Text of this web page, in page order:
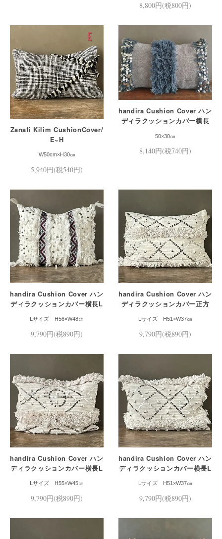
8,800円(税800円)
Zanafi Kilim CushionCover/
E~H
W50cm×H30㎝
5,940円(税540円)
handira Cushion Cover ハン
ディラクッションカバー横長
50×30㎝
8,140円(税740円)
handira Cushion Cover ハン
ディラクッションカバー横長L
Lサイズ H56×W48㎝
9,790円(税890円)
handira Cushion Cover ハン
ディラクッションカバー正方
Lサイズ H51×W37㎝
9,790円(税890円)
handira Cushion Cover ハン
ディラクッションカバー横長L
Lサイズ H55×W45㎝
9,790円(税890円)
handira Cushion Cover ハン
ディラクッションカバー横長L
Lサイズ H51×W37㎝
9,790円(税890円)